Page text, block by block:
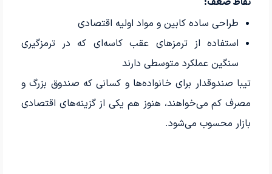
طراحی ساده کابین و مواد اولیه اقتصادی
استفاده از ترمزهای عقب کاسه‌ای که در ترمزگیری
سنگین عملکرد متوسطی دارند
تیبا صندوقدار برای خانواده‌ها و کسانی که صندوق بزرگ و
مصرف کم می‌خواهند، هنوز هم یکی از گزینه‌های اقتصادی
بازار محسوب می‌شود.